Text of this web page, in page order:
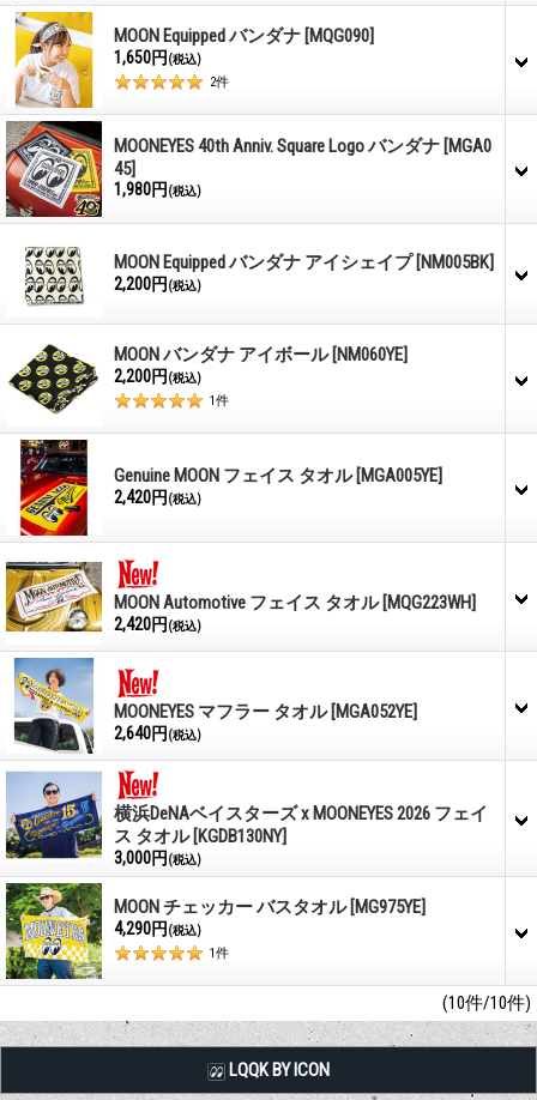
MOON Equipped バンダナ [MQG090]
1,650円 (税込)
2件
MOONEYES 40th Anniv. Square Logo バンダナ [MGA0
45]
1,980円 (税込)
MOON Equipped バンダナ アイシェイプ [NM005BK]
2,200円 (税込)
MOON バンダナ アイボール [NM060YE]
2,200円 (税込)
1件
Genuine MOON フェイス タオル [MGA005YE]
2,420円 (税込)
MOON Automotive フェイス タオル [MQG223WH]
2,420円 (税込)
MOONEYES マフラー タオル [MGA052YE]
2,640円 (税込)
横浜DeNAベイスターズ x MOONEYES 2026 フェイ
ス タオル [KGDB130NY]
3,000円 (税込)
MOON チェッカー バスタオル [MG975YE]
4,290円 (税込)
1件
(10件/10件)
LQQK BY ICON